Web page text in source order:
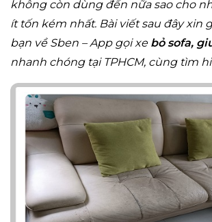
không còn dùng đến nữa sao cho
ít tốn kém nhất. Bài viết sau đây xin
bạn về Sben – App gọi xe bỏ sofa,
nhanh chóng tại TPHCM, cùng tìm